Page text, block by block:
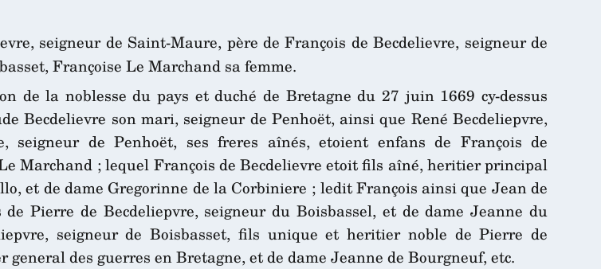
seigneur de Saint-Maure, père de François de Becdelievre, seigneur de
Françoise Le Marchand sa femme.
de la noblesse du pays et duché de Bretagne du 27 juin 1669 cy-dessus
Becdelievre son mari, seigneur de Penhoët, ainsi que René Becdeliepvre,
seigneur de Penhoët, ses freres aînés, etoient enfans de François de
Marchand ; lequel François de Becdelievre etoit fils aîné, heritier principal
et de dame Gregorinne de la Corbiniere ; ledit François ainsi que Jean de
Pierre de Becdeliepvre, seigneur du Boisbassel, et de dame Jeanne du
seigneur de Boisbasset, fils unique et heritier noble de Pierre de
des guerres en Bretagne, et de dame Jeanne de Bourgneuf, etc.